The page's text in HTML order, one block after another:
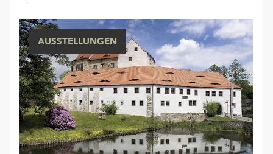
dem
Impressum
AUSSTELLUNGEN